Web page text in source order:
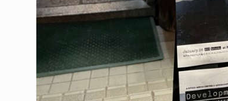
TOBY RYAN - PRO FOR
2026.08.08